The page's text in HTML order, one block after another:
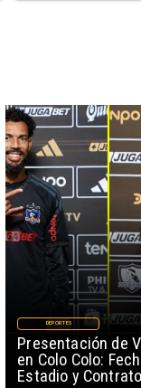
Presentación de
en Colo Colo:
Estadio y Contrato
DEPORTES